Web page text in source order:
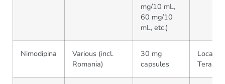
mg/10 mL,
60 mg/10
mL, etc.)
Nimodipina
Various (incl.
Romania)
30 mg
capsules
Local